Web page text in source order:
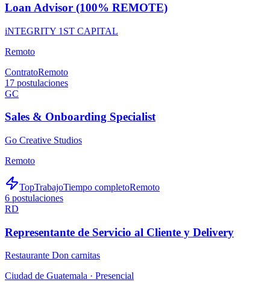
Loan Advisor (100% REMOTE)
iNTEGRITY 1ST CAPITAL
Remoto
ContratoRemoto
17 postulaciones
GC
Sales & Onboarding Specialist
Go Creative Studios
Remoto
TopTrabajoTiempo completoRemoto
6 postulaciones
RD
Representante de Servicio al Cliente y Delivery
Restaurante Don carnitas
Ciudad de Guatemala · Presencial